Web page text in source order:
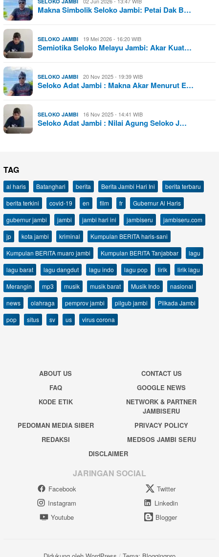
Makna Simbolik Seloko Jambi: Petai Dak B…
SELOKO JAMBI 19 Mei 2026 - 16:20 WIB
Semiotika Seloko Melayu Jambi: Akar Kuat…
SELOKO JAMBI 20 Nov 2025 - 19:39 WIB
Seloko Adat Jambi : Makna Akar Menurut E…
SELOKO JAMBI 16 Nov 2025 - 14:41 WIB
Seloko Adat Jambi : Nilai Agung Seloko J…
TAG
al haris Batanghari berita Berita Jambi Hari Ini
berita terbaru
berita terkini
covid-19 en film fr
Gubernur Al Haris
gubernur jambi
jambi jambi hari ini jambiseru
jambiseru.com
jp
kota jambi kriminal
Kumpulan BERITA haris-sani
Kumpulan BERITA muaro jambi
Kumpulan BERITA Tanjabbar
lagu
lagu barat
lagu dangdut lagu indo lagu pop lirik
lirik lagu
Merangin
mp3 musik musik barat Musik Indo
nasional
news
olahraga pemprov jambi pilgub jambi
Pilkada Jambi
pop
situs sv us virus corona
ABOUT US
CONTACT US
FAQ
GOOGLE NEWS
KODE ETIK
NETWORK & PARTNER
JAMBISERU
PEDOMAN MEDIA SIBER
PRIVACY POLICY
REDAKSI
MEDSOS JAMBI SERU
DISCLAIMER
JARINGAN SOCIAL
Facebook
Twitter
Instagram
Linkedin
Youtube
Blogger